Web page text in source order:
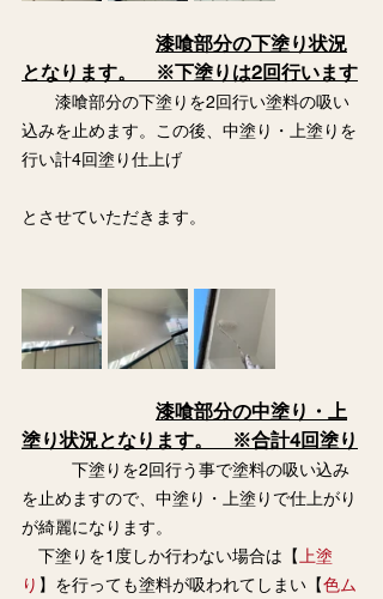
漆喰部分の下塗り状況
となります。　※下塗りは2回行います
漆喰部分の下塗りを2回行い塗料の吸い
込みを止めます。この後、中塗り・上塗りを
行い計4回塗り仕上げ
とさせていただきます。
漆喰部分の中塗り・上
塗り状況となります。　※合計4回塗り
下塗りを2回行う事で塗料の吸い込み
を止めますので、中塗り・上塗りで仕上がり
が綺麗になります。
下塗りを1度しか行わない場合は【 上塗
り 】を行っても塗料が吸われてしまい【色ム